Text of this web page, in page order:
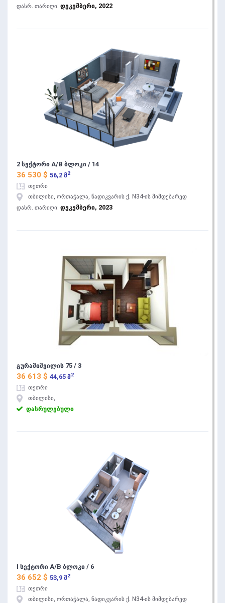
დასრ. თარიღი: დეკემბერი, 2022
2 სექტორი A/B ბლოკი / 14
36 530 $ 56,2 მ 2
თეთრი
თბილისი, ორთაჭალა, ნადიკვარის ქ. N34-ის მიმდებარედ
დასრ. თარიღი: დეკემბერი, 2023
გურამიშვილის 75 / 3
36 613 $ 44,65 მ 2
თეთრი
თბილისი,
დასრულებული
I სექტორი A/B ბლოკი / 6
36 652 $ 53,9 მ 2
თეთრი
თბილისი, ორთაჭალა, ნადიკვარის ქ. N34-ის მიმდებარედ